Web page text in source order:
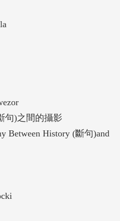
句)之間的攝影
Between History (斷句)and